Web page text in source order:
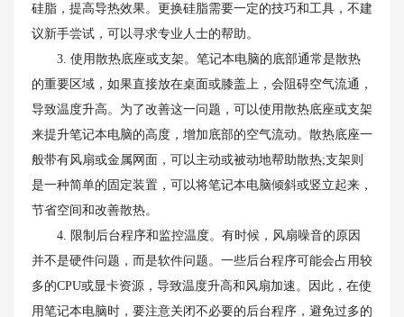
硅脂，提高导热效果。更换硅脂需要一定的技巧和工具，不建
议新手尝试，可以寻求专业人士的帮助。
3. 使用散热底座或支架。笔记本电脑的底部通常是散热
的重要区域，如果直接放在桌面或膝盖上，会阻碍空气流通，
导致温度升高。为了改善这一问题，可以使用散热底座或支架
来提升笔记本电脑的高度，增加底部的空气流动。散热底座一
般带有风扇或金属网面，可以主动或被动地帮助散热;支架则
是一种简单的固定装置，可以将笔记本电脑倾斜或竖立起来，
节省空间和改善散热。
4. 限制后台程序和监控温度。有时候，风扇噪音的原因
并不是硬件问题，而是软件问题。一些后台程序可能会占用较
多的CPU或显卡资源，导致温度升高和风扇加速。因此，在使
用笔记本电脑时，要注意关闭不必要的后台程序，避免过多的